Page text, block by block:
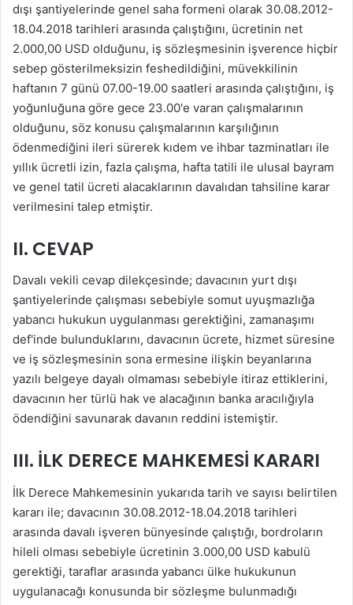
dışı şantiyelerinde genel saha formeni olarak 30.08.2012-
18.04.2018 tarihleri arasında çalıştığını, ücretinin net
2.000,00 USD olduğunu, iş sözleşmesinin işverence hiçbir
sebep gösterilmeksizin feshedildiğini, müvekkilinin
haftanın 7 günü 07.00-19.00 saatleri arasında çalıştığını, iş
yoğunluğuna göre gece 23.00'e varan çalışmalarının
olduğunu, söz konusu çalışmalarının karşılığının
ödenmediğini ileri sürerek kıdem ve ihbar tazminatları ile
yıllık ücretli izin, fazla çalışma, hafta tatili ile ulusal bayram
ve genel tatil ücreti alacaklarının davalıdan tahsiline karar
verilmesini talep etmiştir.
II. CEVAP
Davalı vekili cevap dilekçesinde; davacının yurt dışı
şantiyelerinde çalışması sebebiyle somut uyuşmazlığa
yabancı hukukun uygulanması gerektiğini, zamanaşımı
def'inde bulunduklarını, davacının ücrete, hizmet süresine
ve iş sözleşmesinin sona ermesine ilişkin beyanlarına
yazılı belgeye dayalı olmaması sebebiyle itiraz ettiklerini,
davacının her türlü hak ve alacağının banka aracılığıyla
ödendiğini savunarak davanın reddini istemiştir.
III. İLK DERECE MAHKEMESİ KARARI
İlk Derece Mahkemesinin yukarıda tarih ve sayısı belirtilen
kararı ile; davacının 30.08.2012-18.04.2018 tarihleri
arasında davalı işveren bünyesinde çalıştığı, bordroların
hileli olması sebebiyle ücretinin 3.000,00 USD kabulü
gerektiği, taraflar arasında yabancı ülke hukukunun
uygulanacağı konusunda bir sözleşme bulunmadığı